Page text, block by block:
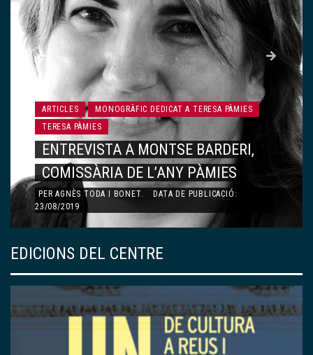
ARTICLES
MONOGRÀFIC DEDICAT A TERESA PÀMIES
TERESA PÀMIES
CARTA A LA TERESA PÀMIES
PERMARIA BARBAL
EDICIONS DEL CENTRE